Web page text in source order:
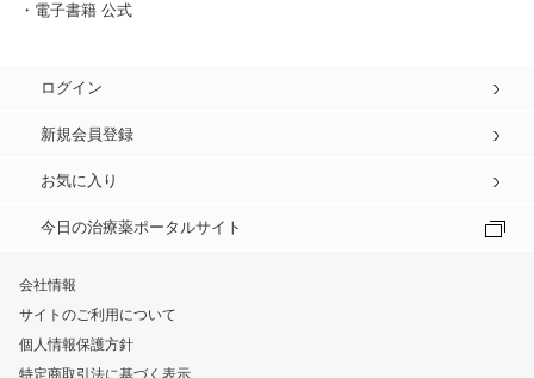
・電子書籍 公式
ログイン
新規会員登録
お気に入り
今日の治療薬ポータルサイト
会社情報
サイトのご利用について
個人情報保護方針
特定商取引法に基づく表示